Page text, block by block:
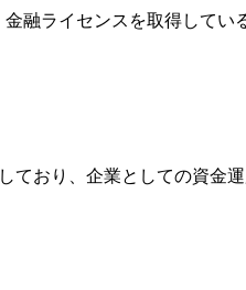
融ライセンスを取得して
おり、企業としての資金